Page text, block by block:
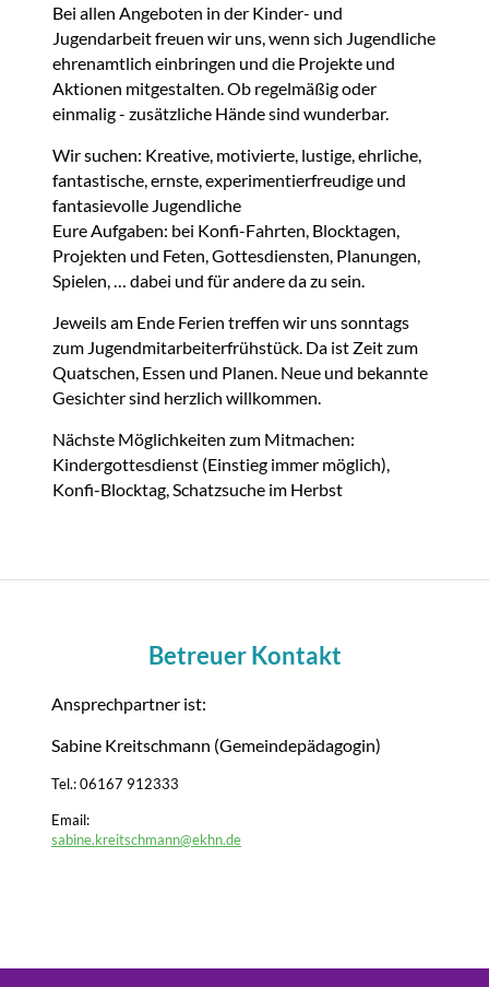
Bei allen Angeboten in der Kinder- und
Jugendarbeit freuen wir uns, wenn sich Jugendliche
ehrenamtlich einbringen und die Projekte und
Aktionen mitgestalten. Ob regelmäßig oder
einmalig - zusätzliche Hände sind wunderbar.
Wir suchen: Kreative, motivierte, lustige, ehrliche,
fantastische, ernste, experimentierfreudige und
fantasievolle Jugendliche
Eure Aufgaben: bei Konfi-Fahrten, Blocktagen,
Projekten und Feten, Gottesdiensten, Planungen,
Spielen, … dabei und für andere da zu sein.
Jeweils am Ende Ferien treffen wir uns sonntags
zum Jugendmitarbeiterfrühstück. Da ist Zeit zum
Quatschen, Essen und Planen. Neue und bekannte
Gesichter sind herzlich willkommen.
Nächste Möglichkeiten zum Mitmachen:
Kindergottesdienst (Einstieg immer möglich),
Konfi-Blocktag, Schatzsuche im Herbst
Betreuer Kontakt
Ansprechpartner ist:
Sabine Kreitschmann (Gemeindepädagogin)
Tel.: 06167 912333
Email:
sabine.kreitschmann@ekhn.de